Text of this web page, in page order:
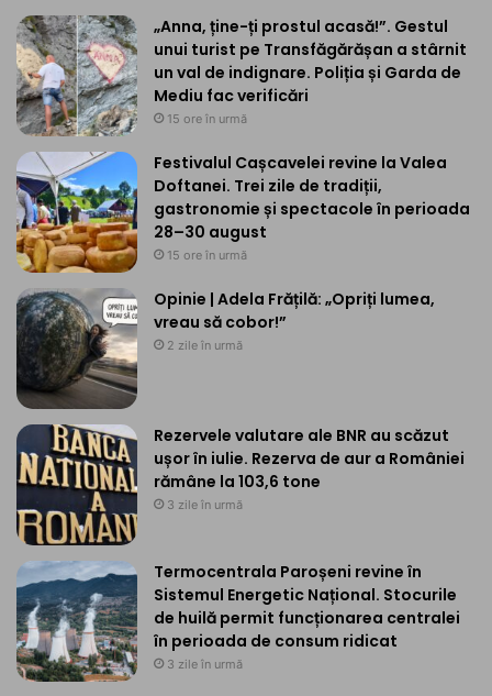
„Anna, ține-ți prostul acasă!”. Gestul
unui turist pe Transfăgărășan a stârnit
un val de indignare. Poliția și Garda de
Mediu fac verificări
15 ore în urmă
Festivalul Cașcavelei revine la Valea
Doftanei. Trei zile de tradiții,
gastronomie și spectacole în perioada
28–30 august
15 ore în urmă
Opinie | Adela Frățilă: „Opriți lumea,
vreau să cobor!”
2 zile în urmă
Rezervele valutare ale BNR au scăzut
ușor în iulie. Rezerva de aur a României
rămâne la 103,6 tone
3 zile în urmă
Termocentrala Paroșeni revine în
Sistemul Energetic Național. Stocurile
de huilă permit funcționarea centralei
în perioada de consum ridicat
3 zile în urmă